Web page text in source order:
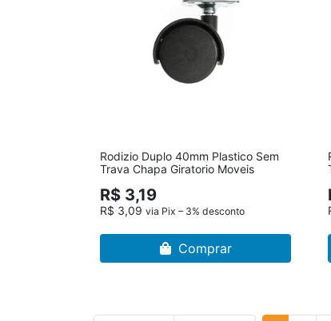
Rodizio Duplo 40mm Plastico Sem
Trava Chapa Giratorio Moveis
R$ 3,19
R$ 3,09 via Pix – 3% desconto
Comprar